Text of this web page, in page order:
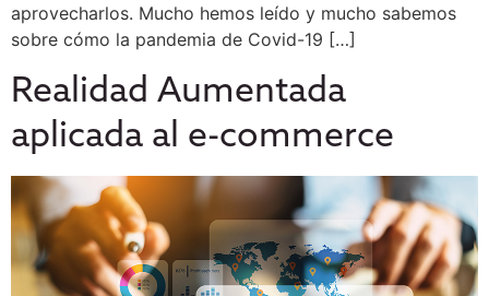
aprovecharlos. Mucho hemos leído y mucho sabemos
sobre cómo la pandemia de Covid-19 […]
Realidad Aumentada
aplicada al e-commerce